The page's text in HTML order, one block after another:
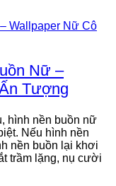
Nữ –
Tượng
hình nền buồn nữ
Nếu hình nền
nền buồn lại khơi
trầm lặng, nụ cười